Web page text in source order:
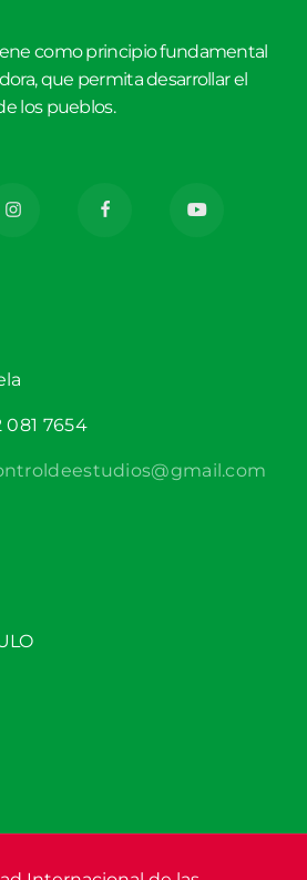
como principio fundamental
que permita desarrollar el
los pueblos.
081 7654